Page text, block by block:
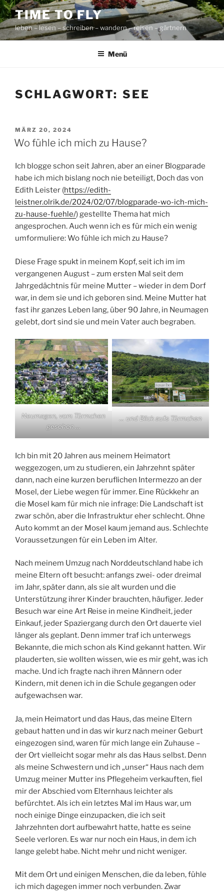
Zum
Inhalt
springen
TIME TO FLY
leben – lesen – schreiben – wandern – reisen – gärtnern
Menü
SCHLAGWORT: SEE
VERÖFFENTLICHT
AM
MÄRZ 20, 2024
Wo fühle ich mich zu Hause?
Ich blogge schon seit Jahren, aber an einer Blogparade
habe ich mich bislang noch nie beteiligt, Doch das von
Edith Leister (https://edith-
leistner.olrik.de/2024/02/07/blogparade-wo-ich-mich-
zu-hause-fuehle/) gestellte Thema hat mich
angesprochen. Auch wenn ich es für mich ein wenig
umformuliere: Wo fühle ich mich zu Hause?
Diese Frage spukt in meinem Kopf, seit ich im im
vergangenen August – zum ersten Mal seit dem
Jahrgedächtnis für meine Mutter – wieder in dem Dorf
war, in dem sie und ich geboren sind. Meine Mutter hat
fast ihr ganzes Leben lang, über 90 Jahre, in Neumagen
gelebt, dort sind sie und mein Vater auch begraben.
Neumagen, vom Türmchen
gesehen …
… und Blick aufs Türmchen
Ich bin mit 20 Jahren aus meinem Heimatort
weggezogen, um zu studieren, ein Jahrzehnt später
dann, nach eine kurzen beruflichen Intermezzo an der
Mosel, der Liebe wegen für immer. Eine Rückkehr an
die Mosel kam für mich nie infrage: Die Landschaft ist
zwar schön, aber die Infrastruktur eher schlecht. Ohne
Auto kommt an der Mosel kaum jemand aus. Schlechte
Voraussetzungen für ein Leben im Alter.
Nach meinem Umzug nach Norddeutschland habe ich
meine Eltern oft besucht: anfangs zwei- oder dreimal
im Jahr, später dann, als sie alt wurden und die
Unterstützung ihrer Kinder brauchten, häufiger. Jeder
Besuch war eine Art Reise in meine Kindheit, jeder
Einkauf, jeder Spaziergang durch den Ort dauerte viel
länger als geplant. Denn immer traf ich unterwegs
Bekannte, die mich schon als Kind gekannt hatten. Wir
plauderten, sie wollten wissen, wie es mir geht, was ich
mache. Und ich fragte nach ihren Männern oder
Kindern, mit denen ich in die Schule gegangen oder
aufgewachsen war.
Ja, mein Heimatort und das Haus, das meine Eltern
gebaut hatten und in das wir kurz nach meiner Geburt
eingezogen sind, waren für mich lange ein Zuhause –
der Ort vielleicht sogar mehr als das Haus selbst. Denn
als meine Schwestern und ich „unser“ Haus nach dem
Umzug meiner Mutter ins Pflegeheim verkauften, fiel
mir der Abschied vom Elternhaus leichter als
befürchtet. Als ich ein letztes Mal im Haus war, um
noch einige Dinge einzupacken, die ich seit
Jahrzehnten dort aufbewahrt hatte, hatte es seine
Seele verloren. Es war nur noch ein Haus, in dem ich
lange gelebt habe. Nicht mehr und nicht weniger.
Mit dem Ort und einigen Menschen, die da leben, fühle
ich mich dagegen immer noch verbunden. Zwar